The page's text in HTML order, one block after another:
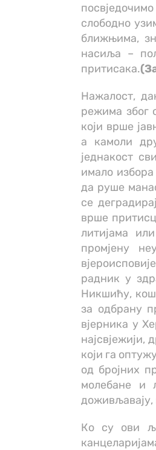
слободно
ближњима,
насиља –
притисака.
Нажалост,
режима због
који врше
а камоли
једнакост
имало
да руше
се
врше
литијама
промјену
радник у
Никшићу,
за одбрану
вјерника у
најсвјежији,
који га
од бројних
молебане и
доживљавају,
Ко су ови